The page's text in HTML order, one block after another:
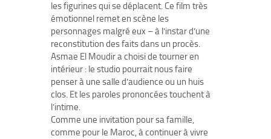
les figurines qui se déplacent. Ce film très
émotionnel remet en scène les
personnages malgré eux – à l’instar d’une
reconstitution des faits dans un procès.
Asmae El Moudir a choisi de tourner en
intérieur : le studio pourrait nous faire
penser à une salle d’audience ou un huis
clos. Et les paroles prononcées touchent à
l’intime.
Comme une invitation pour sa famille,
comme pour le Maroc, à continuer à vivre